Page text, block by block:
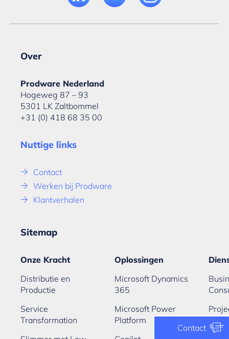
Over
Prodware Nederland
Hogeweg 87 – 93
5301 LK Zaltbommel
+31 (0) 418 68 35 00
Nuttige links
Contact
Werken bij Prodware
Klantverhalen
Sitemap
Onze Kracht
Distributie en
Productie
Service
Transformation
Oplossingen
Microsoft Dynamics
365
Microsoft Power
Platform
Contact